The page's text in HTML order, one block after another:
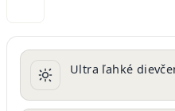
Ultra ľahké